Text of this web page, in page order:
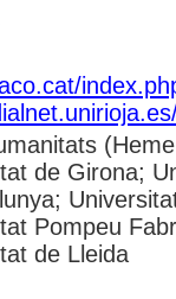
de Girona;
Pompeu
de Lleida